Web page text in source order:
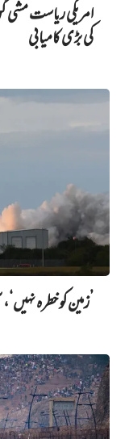
امریکی ریاست مشی
کی بڑی کامیابی
’زمین کو خطرہ